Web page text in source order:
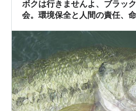
ボクは行きませんよ、ブラッ
会。環境保全と人間の責任、